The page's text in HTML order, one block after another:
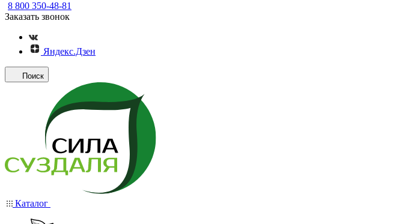
8 800 350-48-81
Заказать звонок
Яндекс.Дзен
Поиск
Каталог